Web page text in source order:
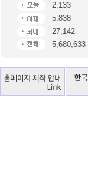
2,133
5,838
27,142
5,680,633